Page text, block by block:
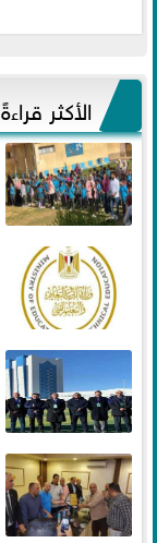
الأكثر قراءةً